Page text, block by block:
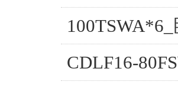
CDLF16-